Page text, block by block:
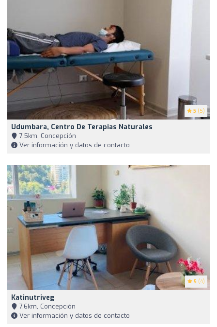
5 (5)
Udumbara, Centro De Terapias Naturales
7,5km, Concepción
Ver información y datos de contacto
5 (4)
Katinutriveg
7,6km, Concepción
Ver información y datos de contacto